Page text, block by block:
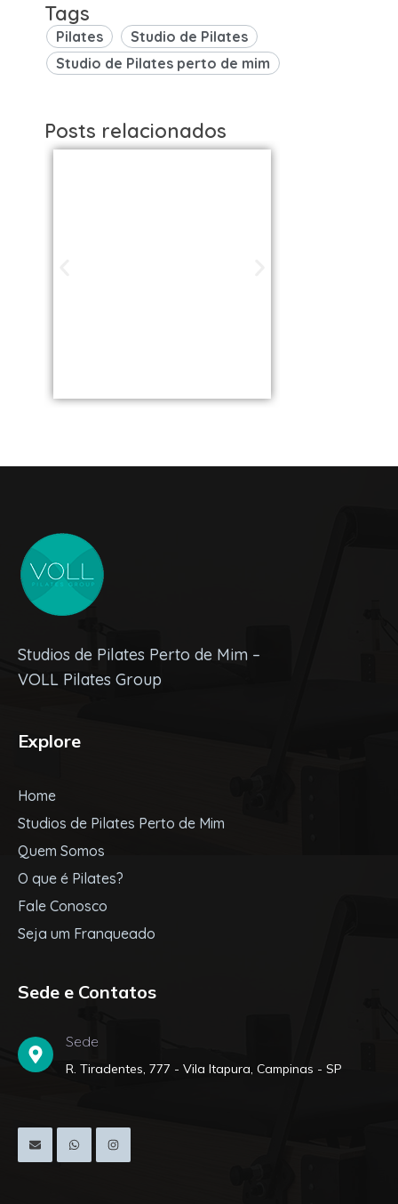
Tags
Pilates
Studio de Pilates
Studio de Pilates perto de mim
Posts relacionados
Studios de Pilates Perto de Mim –
VOLL Pilates Group
Explore
Home
Studios de Pilates Perto de Mim
Quem Somos
O que é Pilates?
Fale Conosco
Seja um Franqueado
Sede e Contatos
Sede
R. Tiradentes, 777 - Vila Itapura, Campinas - SP